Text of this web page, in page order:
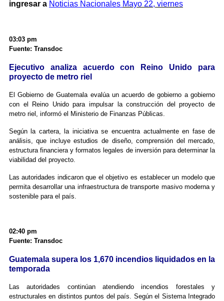
ingresar a Noticias Nacionales Mayo 22, viernes
03:03 pm
Fuente: Transdoc
Ejecutivo analiza acuerdo con Reino Unido para
proyecto de metro riel
El Gobierno de Guatemala evalúa un acuerdo de gobierno a gobierno
con el Reino Unido para impulsar la construcción del proyecto de
metro riel, informó el Ministerio de Finanzas Públicas.
Según la cartera, la iniciativa se encuentra actualmente en fase de
análisis, que incluye estudios de diseño, comprensión del mercado,
estructura financiera y formatos legales de inversión para determinar la
viabilidad del proyecto.
Las autoridades indicaron que el objetivo es establecer un modelo que
permita desarrollar una infraestructura de transporte masivo moderna y
sostenible para el país.
02:40 pm
Fuente: Transdoc
Guatemala supera los 1,670 incendios liquidados en la
temporada
Las autoridades continúan atendiendo incendios forestales y
estructurales en distintos puntos del país. Según el Sistema Integrado